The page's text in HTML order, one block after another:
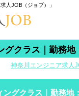
人JOB（ジョブ）」
クラス｜勤務地
神奈川エンジニア求人
グクラス｜勤務地